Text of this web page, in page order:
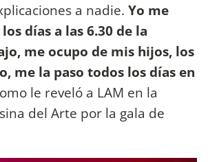
a nadie. Yo me
días a las 6.30 de la
me ocupo de mis hijos, los
me la paso todos los días en
le reveló a LAM en la
del Arte por la gala de